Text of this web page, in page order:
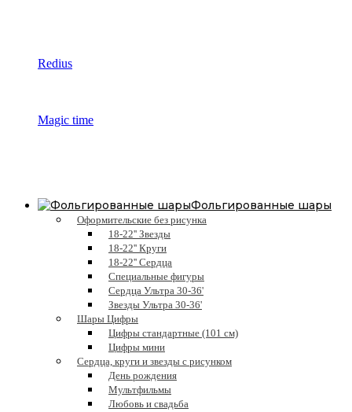
Redius
Magic time
Фольгированные шары
Оформительские без рисунка
18-22'' Звезды
18-22'' Круги
18-22'' Сердца
Специальные фигуры
Сердца Ультра 30-36'
Звезды Ультра 30-36'
Шары Цифры
Цифры стандартные (101 см)
Цифры мини
Сердца, круги и звезды с рисунком
День рождения
Мультфильмы
Любовь и свадьба